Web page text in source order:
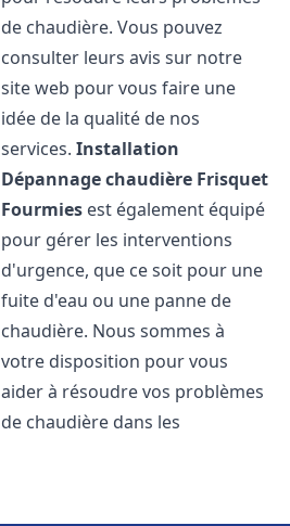
de chaudière. Vous pouvez
consulter leurs avis sur notre
site web pour vous faire une
idée de la qualité de nos
services.Installation
Dépannage chaudière Frisquet
Fourmies est également équipé
pour gérer les interventions
d'urgence, que ce soit pour une
fuite d'eau ou une panne de
chaudière. Nous sommes à
votre disposition pour vous
aider à résoudre vos problèmes
de chaudière dans les